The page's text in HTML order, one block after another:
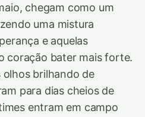
chegam como um
uma mistura
e aquelas
coração bater mais forte.
brilhando de
para dias cheios de
entram em campo